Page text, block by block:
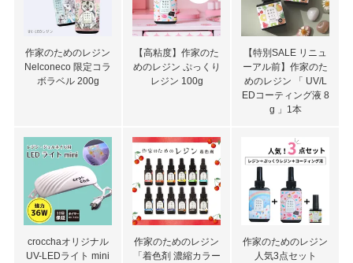
作家のためのレジン
Nelconeco 限定コラ
ボラベル 200g
【高粘度】作家のた
めのレジン ぷっくり
レジン 100g
【特別SALE リニュ
ーアル前】作家のた
めのレジン 「 UV/L
EDコーティング液 8
g 」1本
crocchaオリジナル
UV-LEDライト mini
作家のためのレジン
「着色剤 濃縮カラー
作家のためのレジン
人気3点セット